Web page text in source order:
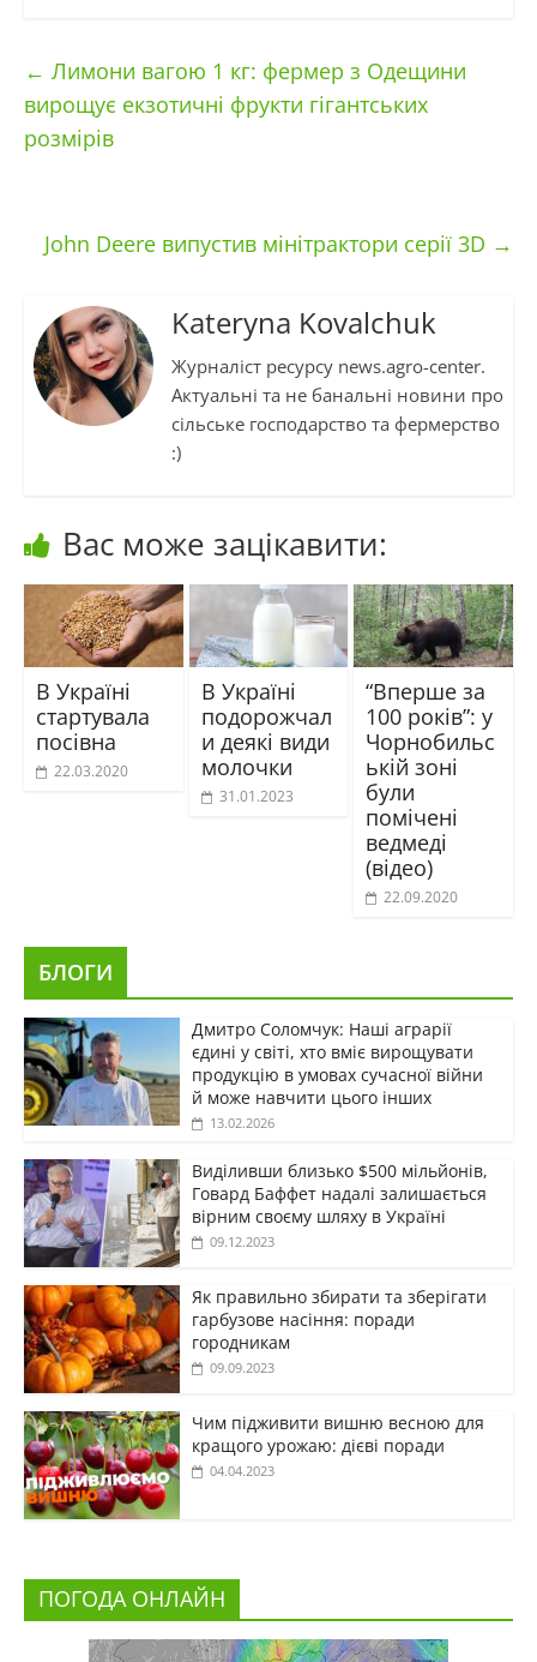
← Лимони вагою 1 кг: фермер з Одещини
вирощує екзотичні фрукти гігантських
розмірів
John Deere випустив мінітрактори серії 3D →
Kateryna Kovalchuk
Журналіст ресурсу news.agro-center.
Актуальні та не банальні новини про
сільське господарство та фермерство
:)
Вас може зацікавити:
В Україні
стартувала
посівна
22.03.2020
В Україні
подорожчал
и деякі види
молочки
31.01.2023
“Вперше за
100 років”: у
Чорнобильс
ькій зоні
були
помічені
ведмеді
(відео)
22.09.2020
БЛОГИ
Дмитро Соломчук: Наші аграрії
єдині у світі, хто вміє вирощувати
продукцію в умовах сучасної війни
й може навчити цього інших
13.02.2026
Виділивши близько $500 мільйонів,
Говард Баффет надалі залишається
вірним своєму шляху в Україні
09.12.2023
Як правильно збирати та зберігати
гарбузове насіння: поради
городникам
09.09.2023
Чим підживити вишню весною для
кращого урожаю: дієві поради
04.04.2023
ПОГОДА ОНЛАЙН